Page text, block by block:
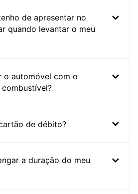
de apresentar no
quando levantar o meu
o automóvel com o
de débito?
a duração do meu